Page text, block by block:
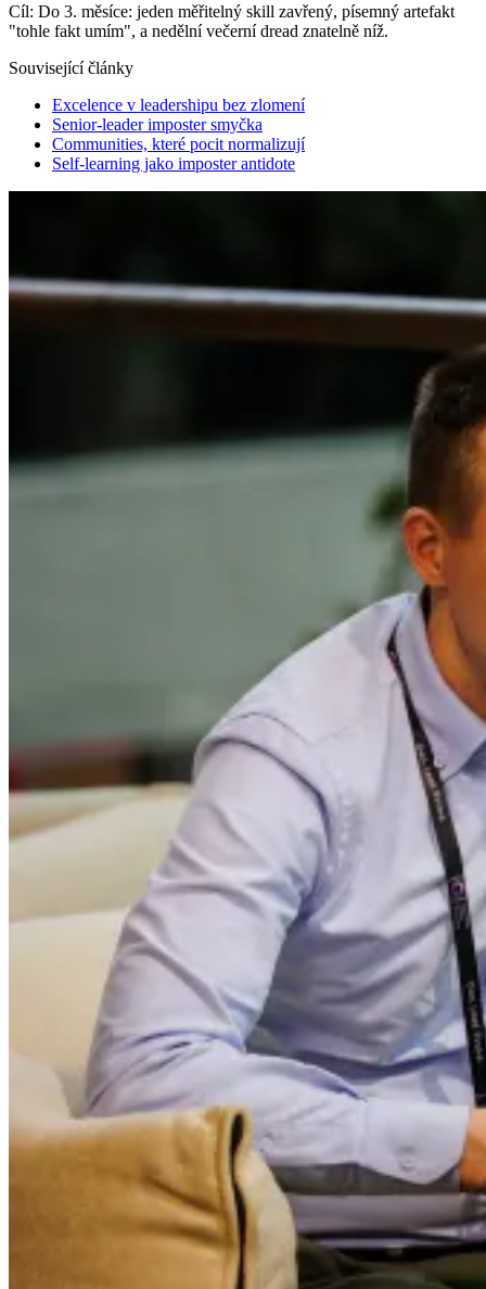
Cíl: Do 3. měsíce: jeden měřitelný skill zavřený, písemný artefakt
"tohle fakt umím", a nedělní večerní dread znatelně níž.
Související články
Excelence v leadershipu bez zlomení
Senior-leader imposter smyčka
Communities, které pocit normalizují
Self-learning jako imposter antidote